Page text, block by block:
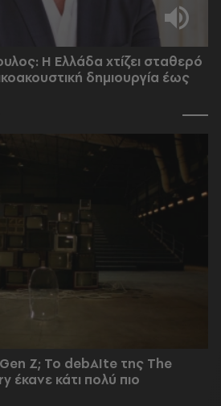
Η Ελλάδα χτίζει σταθερό
δημιουργία έως
Z; Το debAIte της The
κάτι πολύ πιο